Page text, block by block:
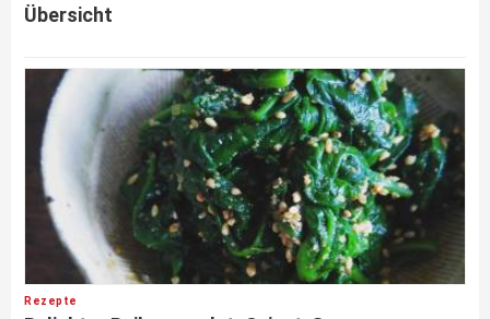
Übersicht
Rezepte